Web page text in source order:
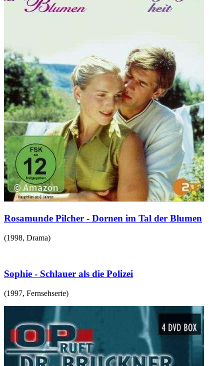
Rosamunde Pilcher - Dornen im Tal der Blumen
(1998, Drama)
Sophie - Schlauer als die Polizei
(1997, Fernsehserie)